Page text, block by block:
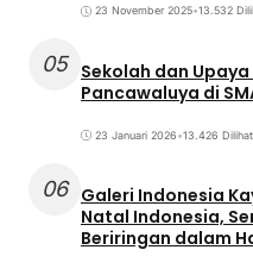
23 November 2025•13.532
05 Sekolah dan
Pancawaluya di
23 Januari 2026•13.426 Dilihat
06 Galeri Indonesia
Natal Indonesia,
Beriringan dalam